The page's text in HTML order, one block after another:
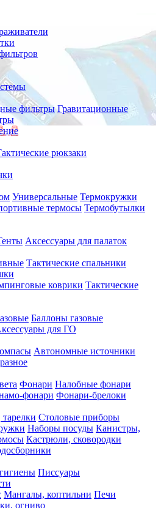
фильтры Гравитационные
рюкзаки
Универсальные Термокружки
термосы Термобутылки
Аксессуары для палаток
Тактические спальники
коврики Тактические
Баллоны газовые
для ГО
Автономные источники
Фонари Налобные фонари
фонари Фонари-брелоки
Столовые приборы
Наборы посуды Канистры,
Кастрюли, сковородки
Писсуары
Мангалы, коптильни Печи
огниво